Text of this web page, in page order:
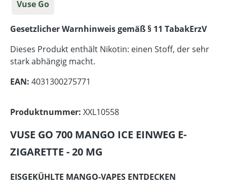
Vuse Go
Gesetzlicher Warnhinweis gemäß § 11 TabakErzV
Dieses Produkt enthält Nikotin: einen Stoff, der sehr
stark abhängig macht.
EAN: 4031300275771
Produktnummer: XXL10558
VUSE GO 700 MANGO ICE EINWEG E-
ZIGARETTE - 20 MG
EISGEKÜHLTE MANGO-VAPES ENTDECKEN